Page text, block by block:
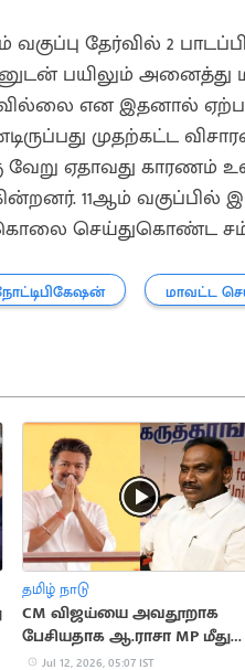
தேர்வில் 2
பயிலும்
என இதனால்
முதற்கட்ட
ஏதாவது காரணம்
11ஆம் வகுப்பில்
செய்துகொண்ட
மாவட்ட
தமிழ் நாடு
CM விஜய்யை அவதூறாக
பேசியதாக ஆ.ராசா MP மீது
வழக்கு
Jul 12, 2026, 05:07 IST